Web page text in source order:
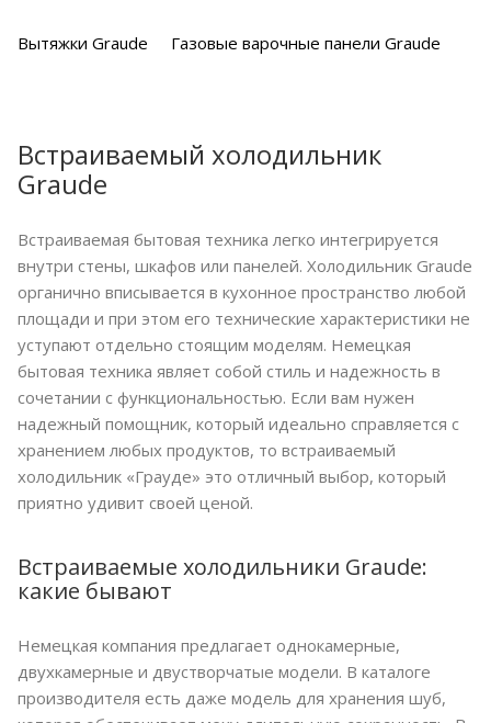
Вытяжки Graude Газовые варочные панели Graude
Встраиваемый холодильник
Graude
Встраиваемая бытовая техника легко интегрируется
внутри стены, шкафов или панелей. Холодильник Graude
органично вписывается в кухонное пространство любой
площади и при этом его технические характеристики не
уступают отдельно стоящим моделям. Немецкая
бытовая техника являет собой стиль и надежность в
сочетании с функциональностью. Если вам нужен
надежный помощник, который идеально справляется с
хранением любых продуктов, то встраиваемый
холодильник «Грауде» это отличный выбор, который
приятно удивит своей ценой.
Встраиваемые холодильники Graude:
какие бывают
Немецкая компания предлагает однокамерные,
двухкамерные и двустворчатые модели. В каталоге
производителя есть даже модель для хранения шуб,